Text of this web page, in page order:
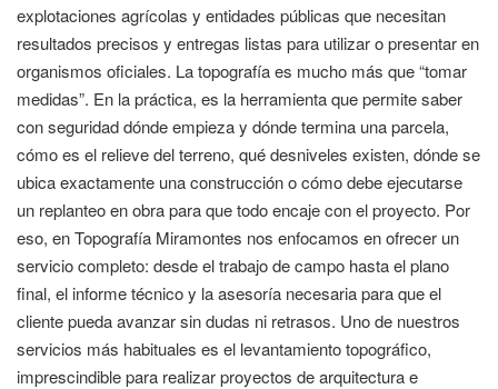
explotaciones agrícolas y entidades públicas que necesitan
resultados precisos y entregas listas para utilizar o presentar en
organismos oficiales. La topografía es mucho más que “tomar
medidas”. En la práctica, es la herramienta que permite saber
con seguridad dónde empieza y dónde termina una parcela,
cómo es el relieve del terreno, qué desniveles existen, dónde se
ubica exactamente una construcción o cómo debe ejecutarse
un replanteo en obra para que todo encaje con el proyecto. Por
eso, en Topografía Miramontes nos enfocamos en ofrecer un
servicio completo: desde el trabajo de campo hasta el plano
final, el informe técnico y la asesoría necesaria para que el
cliente pueda avanzar sin dudas ni retrasos. Uno de nuestros
servicios más habituales es el levantamiento topográfico,
imprescindible para realizar proyectos de arquitectura e